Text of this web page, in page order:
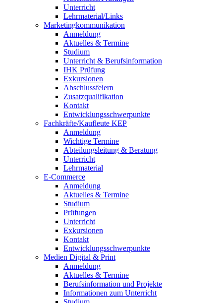
Unterricht
Lehrmaterial/Links
Marketingkommunikation
Anmeldung
Aktuelles & Termine
Studium
Unterricht & Berufsinformation
IHK Prüfung
Exkursionen
Abschlussfeiern
Zusatzqualifikation
Kontakt
Entwicklungsschwerpunkte
Fachkräfte/Kaufleute KEP
Anmeldung
Wichtige Termine
Abteilungsleitung & Beratung
Unterricht
Lehrmaterial
E-Commerce
Anmeldung
Aktuelles & Termine
Studium
Prüfungen
Unterricht
Exkursionen
Kontakt
Entwicklungsschwerpunkte
Medien Digital & Print
Anmeldung
Aktuelles & Termine
Berufsinformation und Projekte
Informationen zum Unterricht